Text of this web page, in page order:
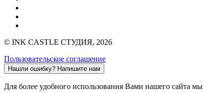
© INK CASTLE СТУДИЯ, 2026
Пользовательское соглашение
Нашли ошибку? Напишите нам
Для более удобного использования Вами нашего сайта